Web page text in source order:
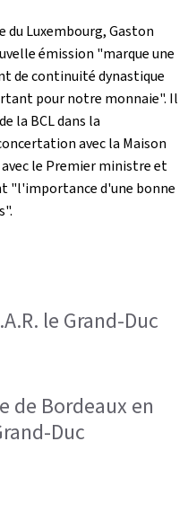
du Luxembourg, Gaston
émission "marque une
de continuité dynastique
pour notre monnaie". Il
la BCL dans la
avec la Maison
le Premier ministre et
"l'importance d'une bonne
le Grand-Duc
de Bordeaux en
Duc